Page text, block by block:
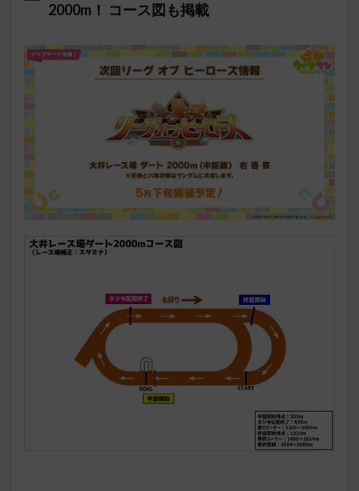
2000m！ コース図も掲載